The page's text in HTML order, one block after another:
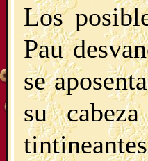
Los
Pau
se
su